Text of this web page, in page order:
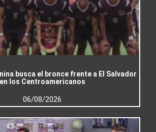
busca el bronce frente a El Salvador
en los Centroamericanos
06/08/2026